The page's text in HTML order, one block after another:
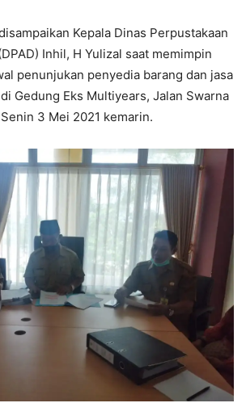
Kepala Dinas Perpustakaan
Inhil, H Yulizal saat memimpin
penunjukan penyedia barang dan jasa
Gedung Eks Multiyears, Jalan Swarna
3 Mei 2021 kemarin.